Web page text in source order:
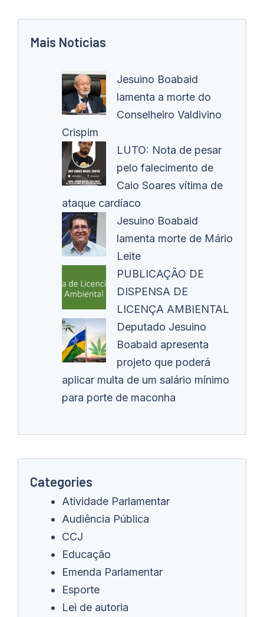
Mais Notícias
Jesuino Boabaid
lamenta a morte do
Conselheiro Valdivino
Crispim
LUTO: Nota de pesar
pelo falecimento de
Caio Soares vítima de
ataque cardíaco
Jesuino Boabaid
lamenta morte de Mário
Leite
PUBLICAÇÃO DE
DISPENSA DE
LICENÇA AMBIENTAL
Deputado Jesuino
Boabaid apresenta
projeto que poderá
aplicar multa de um salário mínimo
para porte de maconha
Categories
Atividade Parlamentar
Audiência Pública
CCJ
Educação
Emenda Parlamentar
Esporte
Lei de autoria